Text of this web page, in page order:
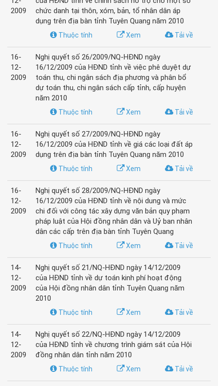
2009
chức danh tại thôn, xóm, bản, tổ nhân dân áp
dụng trên địa bàn tỉnh Tuyên Quang năm 2010
Tải về
Xem
Thuộc tính
16-
12-
2009
Nghị quyết số 26/2009/NQ-HĐND ngày
16/12/2009 của HĐND tỉnh về việc phê duyệt dự
toán thu, chi ngân sách địa phương và phân bổ
dự toán thu, chi ngân sách cấp tỉnh, cấp huyện
năm 2010
Tải về
Xem
Thuộc tính
16-
12-
2009
Nghị quyết số 27/2009/NQ-HĐND ngày
16/12/2009 của HĐND tỉnh về giá các loại đất áp
dụng trên địa bàn tỉnh Tuyên Quang năm 2010
Tải về
Xem
Thuộc tính
16-
12-
2009
Nghị quyết số 28/2009/NQ-HĐND ngày
16/12/2009 của HĐND tỉnh về nội dung và mức
chi đối với công tác xây dựng văn bản quy phạm
pháp luật của Hội đồng nhân dân và Uỷ ban nhân
dân các cấp trên địa bàn tỉnh Tuyên Quang
Tải về
Xem
Thuộc tính
14-
12-
2009
Nghị quyết số 21/NQ-HĐND ngày 14/12/2009
của HĐND tỉnh về dự toán kinh phí hoạt động
của Hội đồng nhân dân tỉnh Tuyên Quang năm
2010
Tải về
Xem
Thuộc tính
14-
12-
2009
Nghị quyết số 22/NQ-HĐND ngày 14/12/2009
của HĐND tỉnh về chương trình giám sát của Hội
đồng nhân dân tỉnh năm 2010
Tải về
Xem
Thuộc tính